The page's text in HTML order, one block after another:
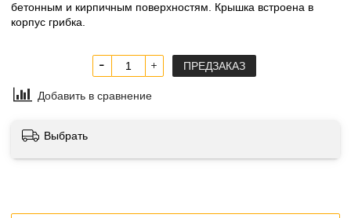
бетонным и кирпичным поверхностям. Крышка встроена в
корпус грибка.
ПРЕДЗАКАЗ
Добавить в сравнение
Выбрать